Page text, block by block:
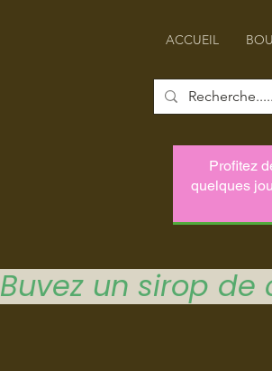
ACCUEIL
Buvez un sirop